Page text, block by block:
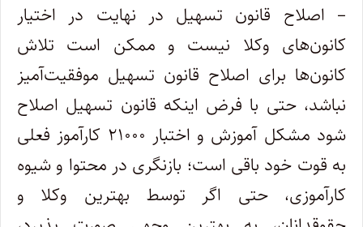
– اصلاح قانون تسهیل در نهایت در اختیار
کانون‌های وکلا نیست و ممکن است تلاش
کانون‌ها برای اصلاح قانون تسهیل موفقیت‌آمیز
نباشد، حتی با فرض اینکه قانون تسهیل اصلاح
شود مشکل آموزش و اختبار ۲۱۰۰۰ کارآموز فعلی
به قوت خود باقی است؛ بازنگری در محتوا و شیوه
کارآموزی، حتی اگر توسط بهترین وکلا و